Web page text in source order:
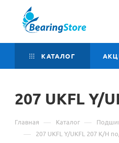
КАТАЛОГ
207 UKFL Y/
Главная — Каталог —
— 207 UKFL Y/UKFL 207 K/H